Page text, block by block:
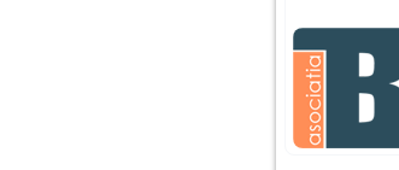
agresiva,
greseala era
o palma sau
De 4 ani am
serioasa cu